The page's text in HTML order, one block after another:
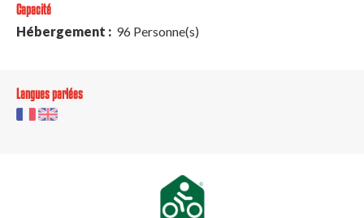
Capacité
Hébergement : 96 Personne(s)
Langues parlées